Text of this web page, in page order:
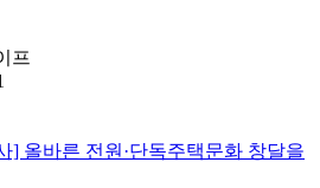
프
] 올바른 전원·단독주택문화 창달을